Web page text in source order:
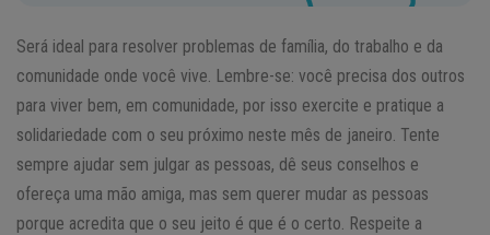
Será ideal para resolver problemas de família, do trabalho e da
comunidade onde você vive. Lembre-se: você precisa dos outros
para viver bem, em comunidade, por isso exercite e pratique a
solidariedade com o seu próximo neste mês de janeiro. Tente
sempre ajudar sem julgar as pessoas, dê seus conselhos e
ofereça uma mão amiga, mas sem querer mudar as pessoas
porque acredita que o seu jeito é que é o certo. Respeite a